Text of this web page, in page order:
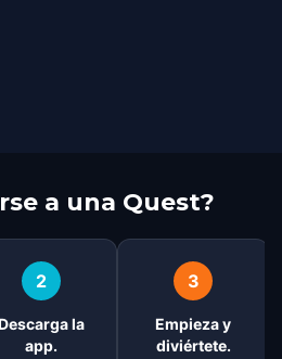
a una Quest?
2
la
app.
3
Empieza y
diviértete.